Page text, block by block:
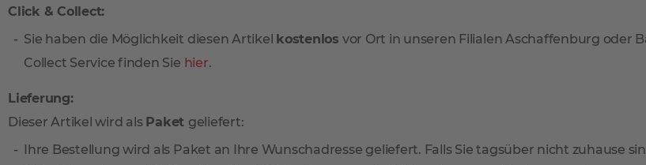
Click & Collect:
Sie haben die Möglichkeit diesen Artikel kostenlos vor Ort in unseren Filialen Aschaffenburg oder
Collect Service finden Sie hier.
Lieferung:
Dieser Artikel wird als Paket geliefert:
Ihre Bestellung wird als Paket an Ihre Wunschadresse geliefert. Falls Sie tagsüber nicht zuhause